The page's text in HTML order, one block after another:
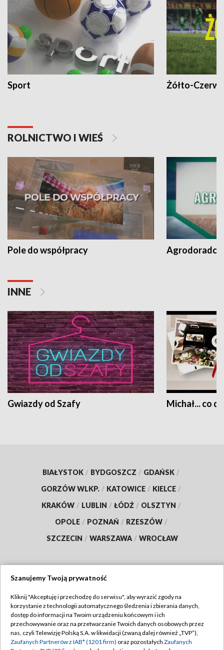
Sport Żółto-
ROLNICTWO I WIEŚ
Pole do współpracy Agrodoradcy
INNE
Gwiazdy od Szafy Michał... co
BIAŁYSTOK / BYDGOSZCZ / GDAŃSK /
GORZÓW WLKP. / KATOWICE / KIELCE /
KRAKÓW / LUBLIN / ŁÓDŹ / OLSZTYN /
OPOLE / POZNAŃ / RZESZÓW /
SZCZECIN / WARSZAWA / WROCŁAW
TVP
Abonament TVP
Emisja w TVP
Regulamin TVP
Polityka prywatności
Szanujemy Twoją prywatność
Kliknij "Akceptuję i przechodzę do serwisu", aby wyrazić zgody na
korzystanie z technologii automatycznego śledzenia i zbierania danych,
dostęp do informacji na Twoim urządzeniu końcowym i ich
przechowywanie oraz na przetwarzanie Twoich danych osobowych przez
nas, czyli Telewizję Polską S.A. w likwidacji (zwaną dalej również „TVP”),
Zaufanych Partnerów z IAB* (1201 firm) oraz pozostałych Zaufanych